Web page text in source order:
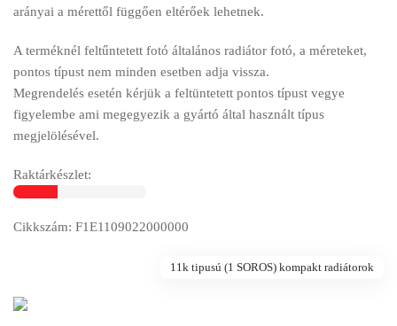
arányai a mérettől függően eltérőek lehetnek.
A terméknél feltűntetett fotó általános radiátor fotó, a méreteket,
pontos típust nem minden esetben adja vissza.
Megrendelés esetén kérjük a feltüntetett pontos típust vegye
figyelembe ami megegyezik a gyártó által használt típus
megjelölésével.
Raktárkészlet:
Cikkszám: F1E1109022000000
11k tipusú (1 SOROS) kompakt radiátorok